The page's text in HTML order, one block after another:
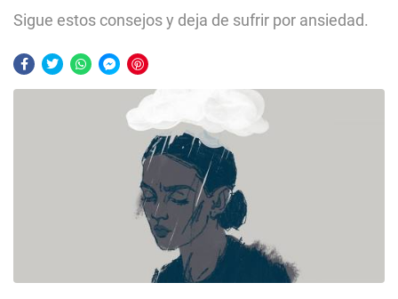
Sigue estos consejos y deja de sufrir por ansiedad.